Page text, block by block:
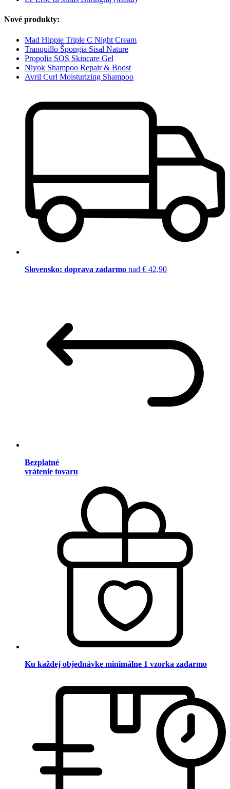
Nové produkty:
Mad Hippie Triple C Night Cream
Tranquillo Špongia Sisal Nature
Propolia SOS Skincare Gel
Niyok Shampoo Repair & Boost
Avril Curl Moisturizing Shampoo
Slovensko: doprava zadarmo nad € 42,90
Bezplatné
vrátenie tovaru
Ku každej objednávke minimálne 1 vzorka zadarmo